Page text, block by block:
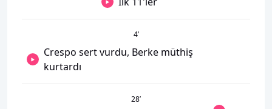
4’
Crespo sert vurdu, Berke müthiş
kurtardı
28’